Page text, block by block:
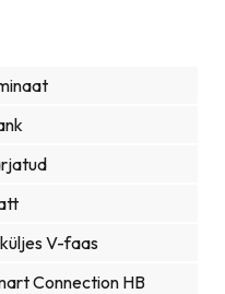
V-faas
Connection HB